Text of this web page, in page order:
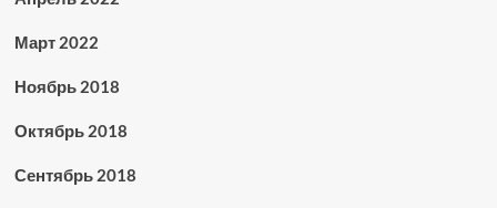
Март 2022
Ноябрь 2018
Октябрь 2018
Сентябрь 2018